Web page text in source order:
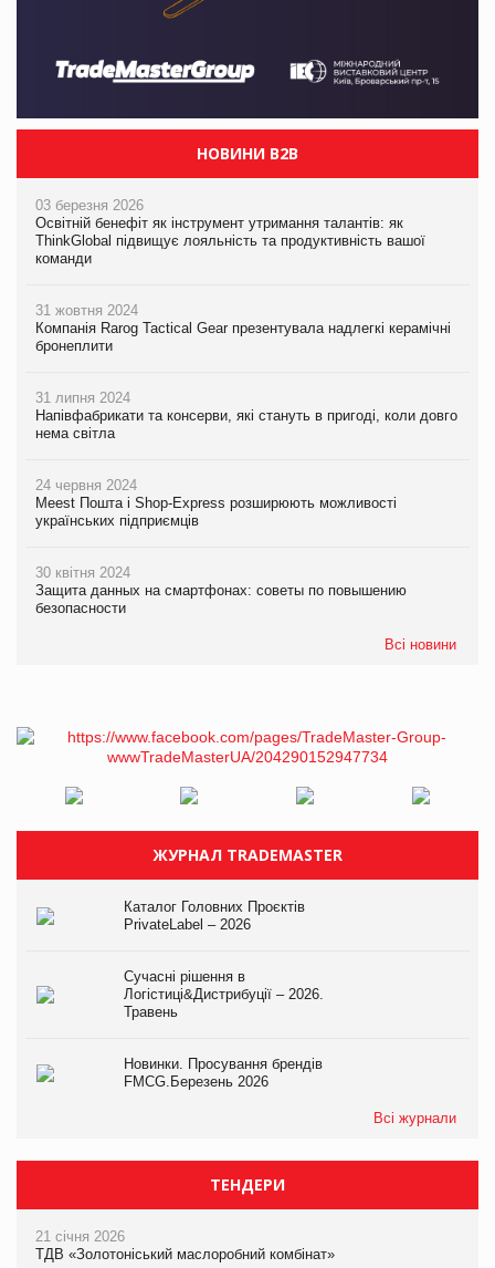
НОВИНИ B2B
03 березня 2026
Освітній бенефіт як інструмент утримання талантів: як
ThinkGlobal підвищує лояльність та продуктивність вашої
команди
31 жовтня 2024
Компанія Rarog Tactical Gear презентувала надлегкі керамічні
бронеплити
31 липня 2024
Напівфабрикати та консерви, які стануть в пригоді, коли довго
нема світла
24 червня 2024
Meest Пошта і Shop-Express розширюють можливості
українських підприємців
30 квітня 2024
Защита данных на смартфонах: советы по повышению
безопасности
Всі новини
ЖУРНАЛ TRADEMASTER
Каталог Головних Проєктів
PrivateLabel – 2026
Сучасні рішення в
Логістиці&Дистрибуції – 2026.
Травень
Новинки. Просування брендів
FMCG.Березень 2026
Всі журнали
ТЕНДЕРИ
21 січня 2026
ТДВ «Золотоніський маслоробний комбінат»